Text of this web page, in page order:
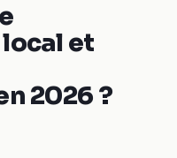
et
2026 ?